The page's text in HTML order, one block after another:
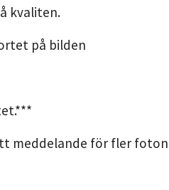
kvaliten.
på bilden
meddelande för fler